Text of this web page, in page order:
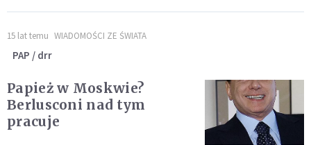
15 lat temu WIADOMOŚCI ZE ŚWIATA
PAP / drr
Papież w Moskwie?
Berlusconi nad tym
pracuje